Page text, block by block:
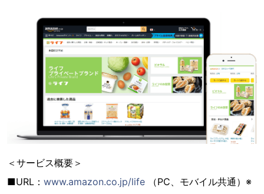
＜サービス概要＞
■URL： www.amazon.co.jp/life （PC、モバイル共通）※